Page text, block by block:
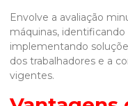
Envolve a avaliação
máquinas,
implementando
dos trabalhadores e a
vigentes.